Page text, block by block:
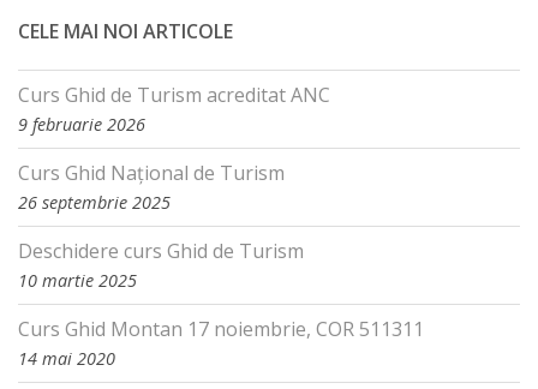
CELE MAI NOI ARTICOLE
Curs Ghid de Turism acreditat ANC
9 februarie 2026
Curs Ghid Național de Turism
26 septembrie 2025
Deschidere curs Ghid de Turism
10 martie 2025
Curs Ghid Montan 17 noiembrie, COR 511311
14 mai 2020